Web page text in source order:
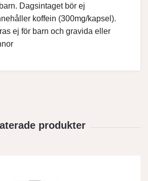
Dagsintaget bör ej
koffein (300mg/kapsel).
ej för barn och gravida eller